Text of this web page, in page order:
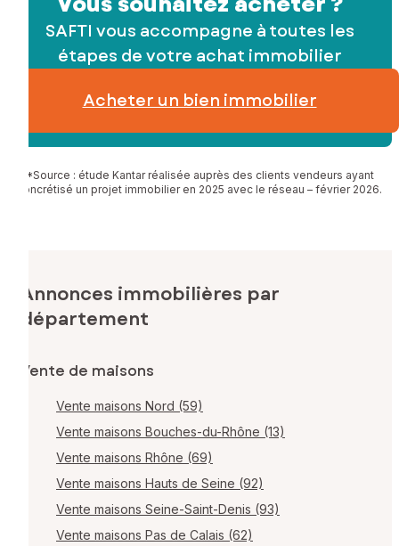
SAFTI vous accompagne à toutes les
étapes de votre achat immobilier
Acheter un bien immobilier
*Source : étude Kantar réalisée auprès des clients vendeurs ayant
concrétisé un projet immobilier en 2025 avec le réseau – février 2026.
Annonces immobilières par
département
Vente de maisons
Vente maisons Nord (59)
Vente maisons Bouches-du-Rhône (13)
Vente maisons Rhône (69)
Vente maisons Hauts de Seine (92)
Vente maisons Seine-Saint-Denis (93)
Vente maisons Pas de Calais (62)